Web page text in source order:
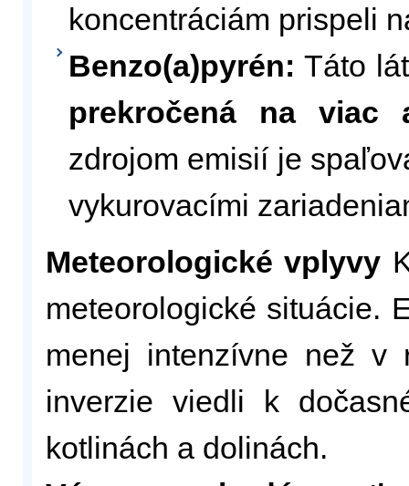
koncentráciám prispeli
Benzo(a)pyrén: Táto
prekročená na viac
zdrojom emisií je
vykurovacími
Meteorologické vplyvy
meteorologické situácie.
menej intenzívne než v
inverzie viedli k
kotlinách a dolinách.